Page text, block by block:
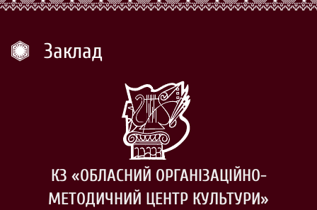
Заклад
КЗ «ОБЛАСНИЙ ОРГАНІЗАЦІЙНО-
МЕТОДИЧНИЙ ЦЕНТР КУЛЬТУРИ»